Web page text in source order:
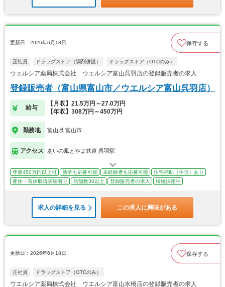
更新日：2026年6月18日 保存する
正社員 ドラッグストア（調剤併設） ドラッグストア（OTCのみ）
ウエルシア薬局株式会社 ウエルシア富山呉羽店の登録販売者の求人
登録販売者（富山県富山市／ウエルシア富山呉羽店）
給与
【月収】21.5万円～27.0万円
【年収】308万円～450万円
勤務地 富山県 富山市
アクセス あいの風とやま鉄道 呉羽駅
年収450万円以上可 新卒も応募可能 未経験者も応募可能
住宅補助（手当）あり
産休・育休取得実績有り
店舗数30以上 登録販売者の求人 積極採用中
求人の詳細を見る この求人に興味がある
更新日：2026年6月18日 保存する
正社員 ドラッグストア（OTCのみ）
ウエルシア薬局株式会社 ウエルシア富山水橋店の登録販売者の求人